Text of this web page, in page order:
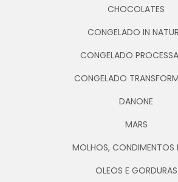
CHOCOLATES
CONGELADO IN
CONGELADO
CONGELADO
DANONE
MARS
MOLHOS, CONDIMENTOS
OLEOS E GORDURAS